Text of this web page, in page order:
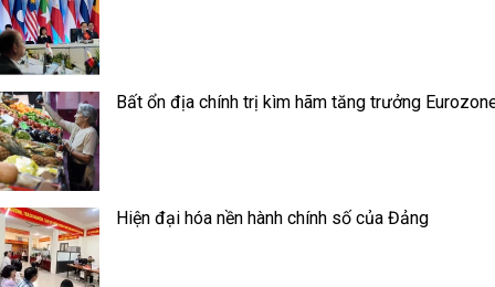
Bất ổn địa chính trị kìm hãm tăng trưởng
Hiện đại hóa nền hành chính số của Đảng